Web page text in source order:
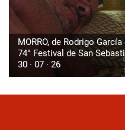
MORRO, de Rodrigo
74° Festival de San
30 · 07 · 26